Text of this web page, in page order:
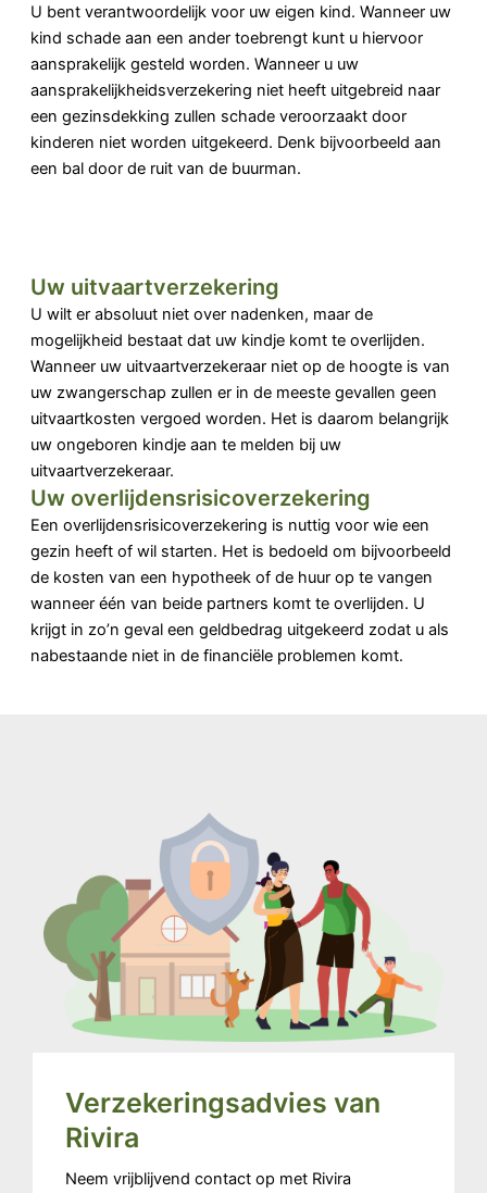
U bent verantwoordelijk voor uw eigen kind. Wanneer uw
kind schade aan een ander toebrengt kunt u hiervoor
aansprakelijk gesteld worden. Wanneer u uw
aansprakelijkheidsverzekering niet heeft uitgebreid naar
een gezinsdekking zullen schade veroorzaakt door
kinderen niet worden uitgekeerd. Denk bijvoorbeeld aan
een bal door de ruit van de buurman.
Uw uitvaartverzekering
U wilt er absoluut niet over nadenken, maar de
mogelijkheid bestaat dat uw kindje komt te overlijden.
Wanneer uw uitvaartverzekeraar niet op de hoogte is van
uw zwangerschap zullen er in de meeste gevallen geen
uitvaartkosten vergoed worden. Het is daarom belangrijk
uw ongeboren kindje aan te melden bij uw
uitvaartverzekeraar.
Uw overlijdensrisicoverzekering
Een overlijdens­risico­verzekering is nuttig voor wie een
gezin heeft of wil starten. Het is bedoeld om bijvoorbeeld
de kosten van een hypotheek of de huur op te vangen
wanneer één van beide partners komt te overlijden. U
krijgt in zo’n geval een geldbedrag uitgekeerd zodat u als
nabestaande niet in de financiële problemen komt.
Verzekeringsadvies van
Rivira
Neem vrijblijvend contact op met Rivira